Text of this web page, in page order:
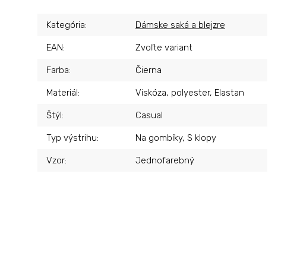
Kategória: Dámske saká a blejzre
EAN: Zvoľte variant
Farba: Čierna
Materiál: Viskóza, polyester, Elastan
Štýl: Casual
Typ výstrihu: Na gombíky, S klopy
Vzor: Jednofarebný